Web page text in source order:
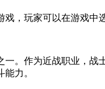
玩家可以在游戏中
作为近战职业，战
力。